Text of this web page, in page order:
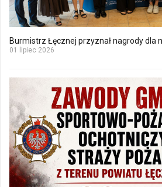
Burmistrz Łęcznej przyznał nagrody dla
01 lipiec 2026